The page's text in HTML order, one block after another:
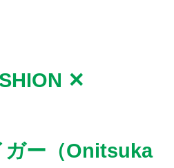
✕
ガー（Onitsuka